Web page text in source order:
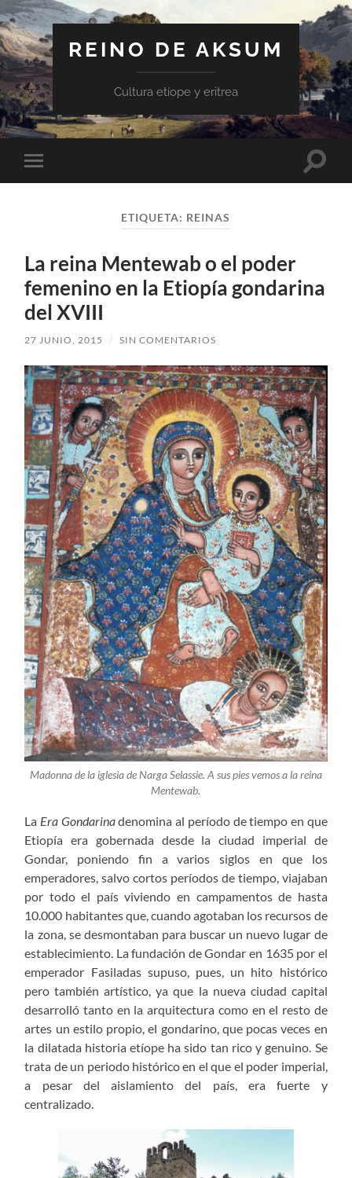
REINO DE AKSUM
Cultura etíope y eritrea
Alternar
el
ETIQUETA: REINAS
La reina Mentewab o el poder
femenino en la Etiopía gondarina
del XVIII
27 JUNIO, 2015 / SIN COMENTARIOS
Madonna de la iglesia de Narga Selassie. A sus pies vemos a la reina
Mentewab.
La Era Gondarinadenomina al período de tiempo en que
Etiopía era gobernada desde la ciudad imperial de
Gondar, poniendo fin a varios siglos en que los
emperadores, salvo cortos períodos de tiempo, viajaban
por todo el país viviendo en campamentos de hasta
10.000 habitantes que, cuando agotaban los recursos de
la zona, se desmontaban para buscar un nuevo lugar de
establecimiento. La fundación de Gondar en 1635 por el
emperador Fasiladas supuso, pues, un hito histórico
pero también artístico, ya que la nueva ciudad capital
desarrolló tanto en la arquitectura como en el resto de
artes un estilo propio, el gondarino, que pocas veces en
la dilatada historia etíope ha sido tan rico y genuino. Se
trata de un periodo histórico en el que el poder imperial,
a pesar del aislamiento del país, era fuerte y
centralizado.